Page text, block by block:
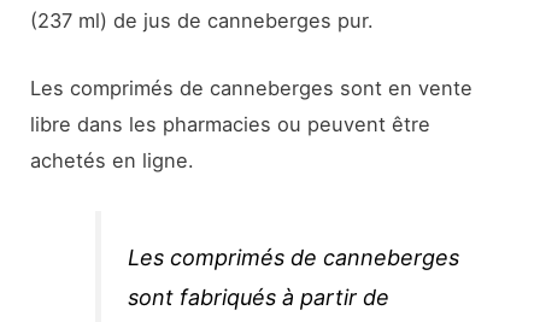
(237 ml) de jus de canneberges pur.
Les comprimés de canneberges sont en vente
libre dans les pharmacies ou peuvent être
achetés en ligne.
Les comprimés de canneberges
sont fabriqués à partir de